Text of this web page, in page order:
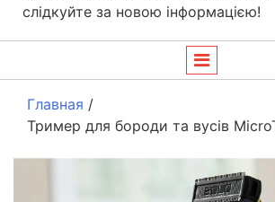
слідкуйте за новою інформацією!
Главная /
Тример для бороди та вусів